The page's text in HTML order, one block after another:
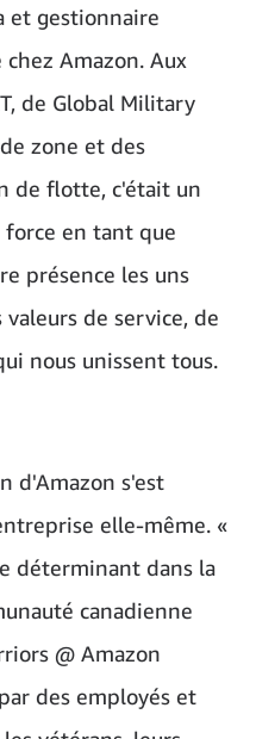
et gestionnaire
Amazon. Aux
de Global Military
zone et des
de flotte, c'était un
en tant que
présence les uns
de service, de
nous unissent tous.
d'Amazon s'est
elle-même. «
déterminant dans la
canadienne
@ Amazon
des employés et